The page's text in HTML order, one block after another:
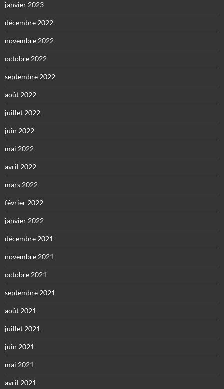
janvier 2023
décembre 2022
novembre 2022
octobre 2022
septembre 2022
août 2022
juillet 2022
juin 2022
mai 2022
avril 2022
mars 2022
février 2022
janvier 2022
décembre 2021
novembre 2021
octobre 2021
septembre 2021
août 2021
juillet 2021
juin 2021
mai 2021
avril 2021